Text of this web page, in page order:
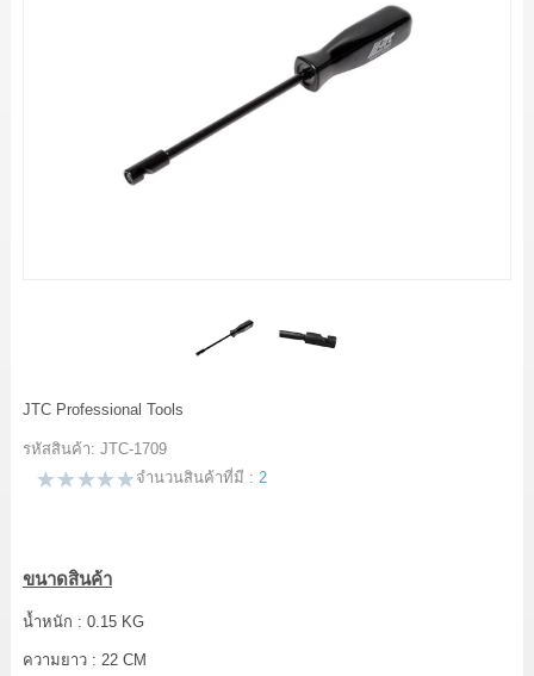
JTC Professional Tools
รหัสสินค้า: JTC-1709
จำนวนสินค้าที่มี : 2
ขนาดสินค้า
น้ำหนัก : 0.15 KG
ความยาว : 22 CM